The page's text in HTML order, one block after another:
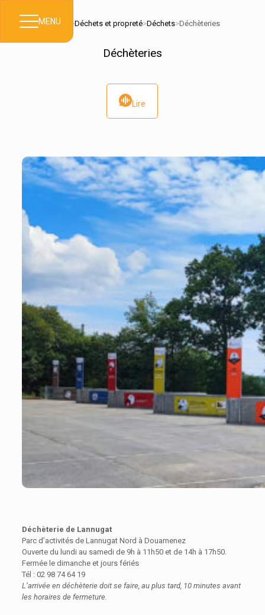
MENU
Accueil >Déchets et propreté>Déchets>Déchèteries
Déchèteries
Lire
Déchèterie de Lannugat
Parc d’activités de Lannugat Nord à Douarnenez
Ouverte du lundi au samedi de 9h à 11h50 et de 14h à 17h50.
Fermée le dimanche et jours fériés
Tél : 02 98 74 64 19
L’arrivée en déchèterie doit se faire, au plus tard, 10 minutes avant
les horaires de fermeture.